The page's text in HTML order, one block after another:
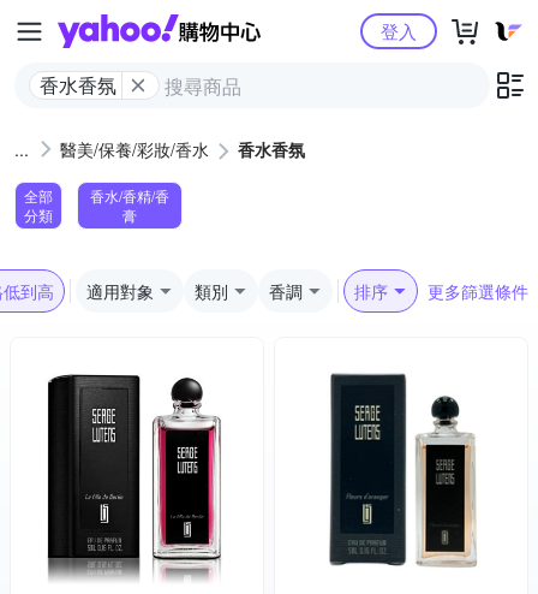
Yahoo購物中心
香水香氛
登入
醫美/保養/彩妝/香水 香水香氛
全部
分類
香水/香精/香
膏
到高 適用對象 類別 香調 排序 更多篩選條件